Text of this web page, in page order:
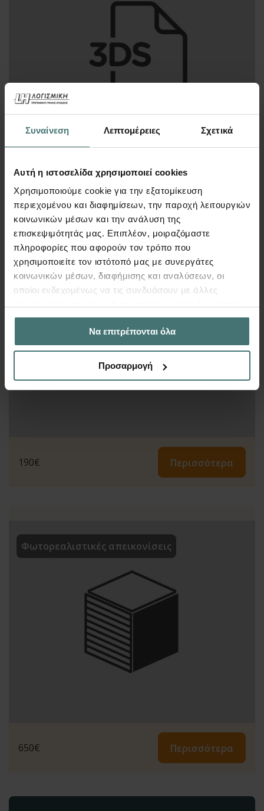
Συναίνεση Λεπτομέρειες Σχετικά
Αυτή η ιστοσελίδα χρησιμοποιεί cookies
Χρησιμοποιούμε cookie για την εξατομίκευση
περιεχομένου και διαφημίσεων, την παροχή λειτουργιών
κοινωνικών μέσων και την ανάλυση της
επισκεψιμότητάς μας. Επιπλέον, μοιραζόμαστε
πληροφορίες που αφορούν τον τρόπο που
χρησιμοποιείτε τον ιστότοπό μας με συνεργάτες
κοινωνικών μέσων, διαφήμισης και αναλύσεων, οι
οποίοι ενδεχομένως να τις συνδυάσουν με άλλες
έχουν συλλέξει σε σχέση με την από μέρους σας χρήση
των υπηρεσιών τους.Να επιτρέπονται όλα
Προσαρμογή
190€ Περισσότερα
Tags
190€ Περισσότερα
Φωτορεαλιστικές απεικονίσεις
650€ Περισσότερα